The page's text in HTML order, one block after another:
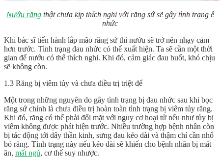
Nướu răngthật chưa kịp thích nghi với răng sứ sẽ gây tình trạng ê
nhức
Khi bác sĩ tiến hành lắp mão răng sứ thì nướu sẽ trở nên nhạy cảm
hơn trước. Tình trạng đau nhức có thể xuất hiện. Ta sẽ cần một thời
gian để nướu có thể thích nghi. Khi đó, cảm giác đau buốt, khó chịu
sẽ không còn.
1.3 Răng bị viêm tủy và chưa điều trị triệt để
Một trong những nguyên do gây tình trạng bị đau nhức sau khi bọc
răng sứ chính là chưa điều trị hoàn toàn tình trạng bị viêm tủy răng.
Khi đó, răng có thể phải đối mặt với nguy cơ hoại tử nếu như tủy bị
viêm không được phát hiện trước. Nhiều trường hợp bệnh nhân còn
bị tác động tới dây thần kinh, sưng đau kéo dài và thậm chí cần nhổ
bỏ răng. Tình trạng này nếu kéo dài sẽ khiến cho bệnh nhân bị mất
ăn, mất ngủ, cơ thể suy nhược.